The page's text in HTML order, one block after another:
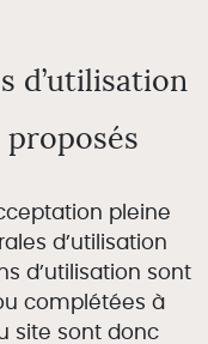
d’utilisation
pleine
d’utilisation
d’utilisation sont
complétées à
site sont donc